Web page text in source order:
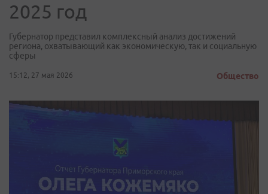
2025 год
Губернатор представил комплексный анализ достижений
региона, охватывающий как экономическую, так и социальную
сферы
15:12, 27 мая 2026 Общество